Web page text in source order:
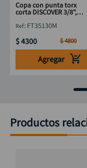
Copa con punta torx
corta DISCOVER 3/8",
: FT35130M
$4300 $4800
Agregar
Productos